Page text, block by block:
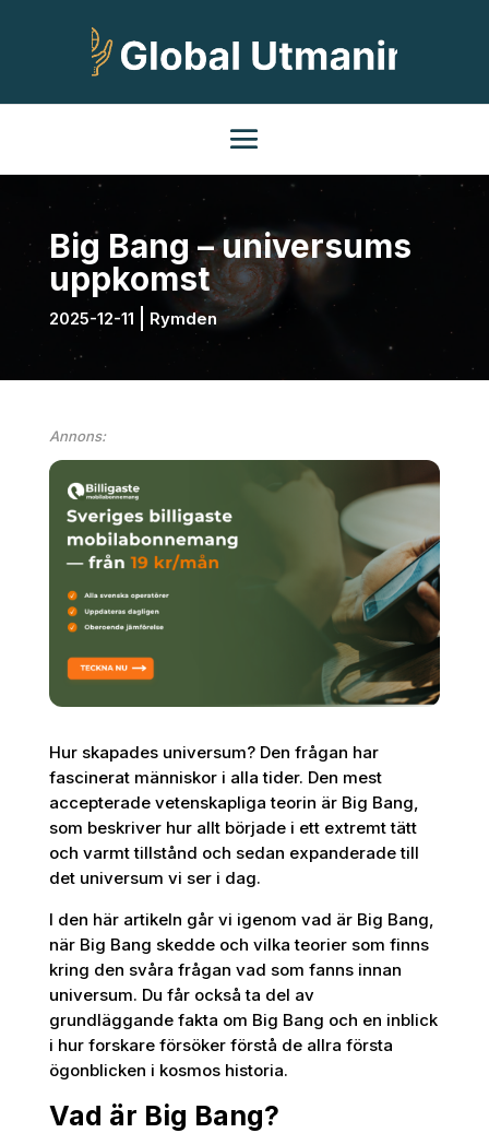
Big Bang – universums
uppkomst
2025-12-11 Rymden
Annons:
Hur skapades universum? Den frågan har
fascinerat människor i alla tider. Den mest
accepterade vetenskapliga teorin är Big Bang,
som beskriver hur allt började i ett extremt tätt
och varmt tillstånd och sedan expanderade till
det universum vi ser i dag.
I den här artikeln går vi igenom vad är Big Bang,
när Big Bang skedde och vilka teorier som finns
kring den svåra frågan vad som fanns innan
universum. Du får också ta del av
grundläggande fakta om Big Bang och en inblick
i hur forskare försöker förstå de allra första
ögonblicken i kosmos historia.
Vad är Big Bang?